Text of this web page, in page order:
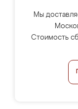
Мы
Стоимость